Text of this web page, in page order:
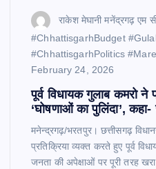
राकेश मेघानी मनेंद्रगढ़ एम
​#ChhattisgarhBudget
#ChhattisgarhPolitics
February 24, 2026
पूर्व विधायक गुलाब कमरो
‘घोषणाओं का पुलिंदा’,
मनेन्द्रगढ़/भरतपुर। छत्तीसगढ़
प्रतिक्रिया व्यक्त करते हुए पूर्व
जनता की अपेक्षाओं पर पूरी तरह